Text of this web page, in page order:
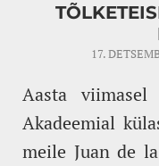
17.
Aasta viimasel
Akadeemial
meile Juan de